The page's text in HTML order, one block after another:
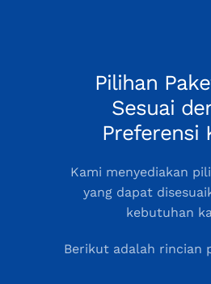
Pilihan
Sesuai
Preferensi
Kami menyediakan
yang dapat
kebutuhan
Berikut adalah rincian